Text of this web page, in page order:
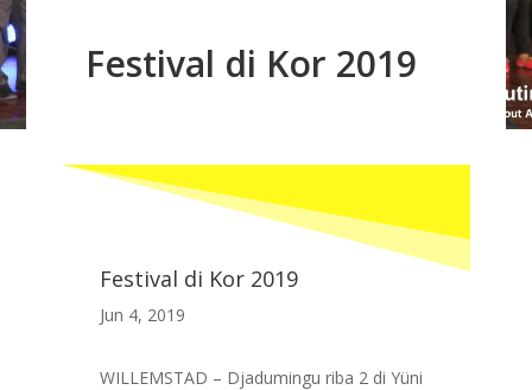
Festival di Kor 2019
Festival di Kor 2019
Jun 4, 2019
WILLEMSTAD – Djadumingu riba 2 di Yüni